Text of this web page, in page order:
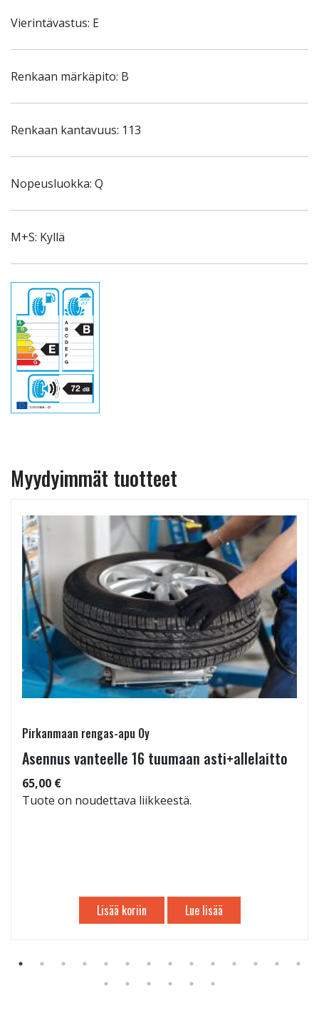
Vierintävastus: E
Renkaan märkäpito: B
Renkaan kantavuus: 113
Nopeusluokka: Q
M+S: Kyllä
Myydyimmät tuotteet
Pirkanmaan rengas-apu Oy
Asennus vanteelle 16 tuumaan asti+allelaitto
65,00 €
Tuote on noudettava liikkeestä.
Lisää koriin Lue lisää